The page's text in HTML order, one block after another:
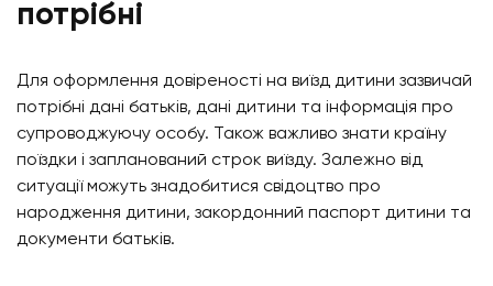
потрібні
Для оформлення довіреності на виїзд дитини зазвичай
потрібні дані батьків, дані дитини та інформація про
супроводжуючу особу. Також важливо знати країну
поїздки і запланований строк виїзду. Залежно від
ситуації можуть знадобитися свідоцтво про
народження дитини, закордонний паспорт дитини та
документи батьків.